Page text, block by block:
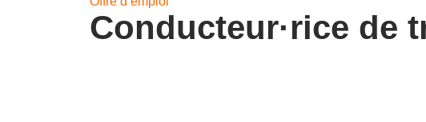
Conducteur·rice de